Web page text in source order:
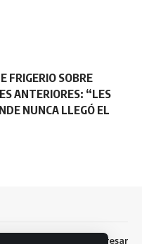
FRIGERIO SOBRE
ANTERIORES: “LES
NUNCA LLEGÓ EL
Ingresar